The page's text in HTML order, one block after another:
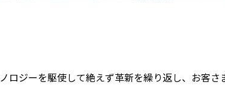
ジーを駆使して絶えず革新を繰り返し、お客